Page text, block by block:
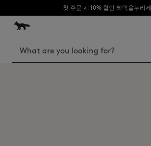
첫 주문 시 10% 할인 혜택을누리
Skip to Content
Skip to Footer
Search